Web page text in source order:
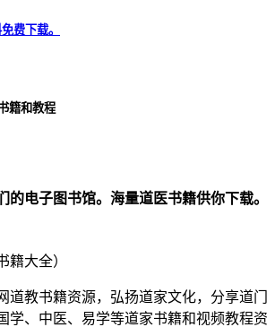
费下载。
籍和教程
的电子图书馆。海量道医书籍供你下载。
道教书籍资源，弘扬道家文化，分享道门
学、中医、易学等道家书籍和视频教程资